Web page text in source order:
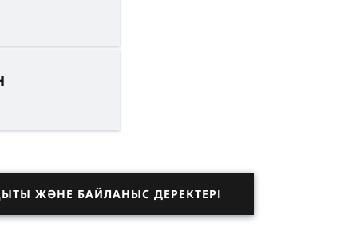
ЖӘНЕ БАЙЛАНЫС ДЕРЕКТЕРІ